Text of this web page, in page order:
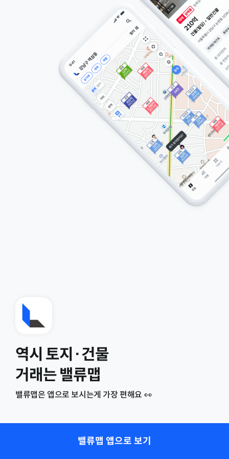
역시 토지·건물
거래는 밸류맵
밸류맵은 앱으로 보시는게 가장 편해요 👀
밸류맵 앱으로 보기